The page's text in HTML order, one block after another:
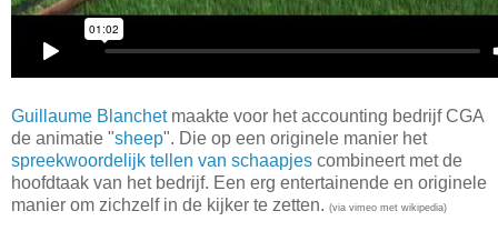
Guillaume Blanchetmaakte voor het accounting bedrijf CGA
de animatie "sheep". Die op een originele manier het
spreekwoordelijk tellen van schaapjes combineert met de
hoofdtaak van het bedrijf. Een erg entertainende en originele
manier om zichzelf in de kijker te zetten. (via vimeo met wikipedia)